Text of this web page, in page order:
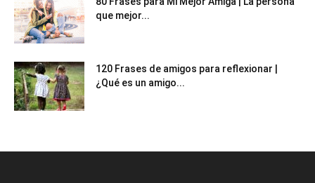
que mejor...
120 Frases de amigos para reflexionar |
¿Qué es un amigo...